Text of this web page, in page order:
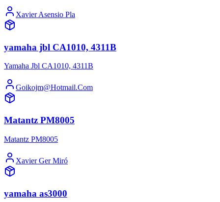
Xavier Asensio Pla
yamaha jbl CA1010, 4311B
Yamaha Jbl CA1010, 4311B
Goikojm@Hotmail.Com
Matantz PM8005
Matantz PM8005
Xavier Ger Miró
yamaha as3000